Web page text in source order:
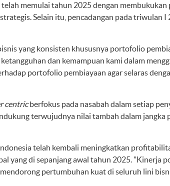
memulai tahun 2025 dengan
Selain itu, pencadangan pada triwulan
yang konsisten khususnya portofolio
dan kemampuan kami dalam
portofolio pembiayaan agar selaras
centricberfokus pada nasabah dalam setiap
terwujudnya nilai tambah dalam jangka
telah kembali meningkatkan
yang di sepanjang awal tahun 2025. "Kinerja
pertumbuhan kuat di seluruh lini